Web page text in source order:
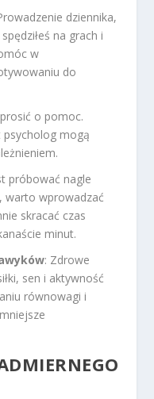
dziennika,
na grach i
w
do
o pomoc.
psycholog mogą
próbować nagle
warto wprowadzać
skracać czas
minut.
: Zdrowe
sen i aktywność
równowagi i